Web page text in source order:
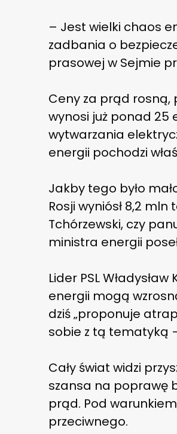
– Jest wielki chaos
zadbania o
prasowej w Sejmie
Ceny za prąd rosną,
wynosi już ponad 25
wytwarzania
energii pochodzi
Jakby tego było
Rosji wyniósł 8,2
Tchórzewski, czy
ministra energii
Lider PSL
energii mogą
dziś „proponuje
sobie z tą tematyką
Cały świat widzi
szansa na poprawę
prąd. Pod
przeciwnego.